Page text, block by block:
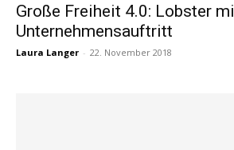
Große Freiheit 4.0: Lobster
Unternehmensauftritt
Laura Langer - 22. November 2018